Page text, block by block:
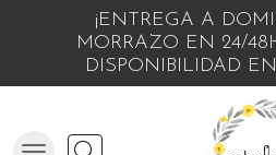
¡ENTREGA A
MORRAZO EN 24/
DISPONIBILIDAD